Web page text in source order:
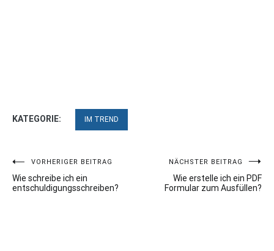
KATEGORIE: IM TREND
Beitragsnavigation
VORHERIGER BEITRAG
Wie schreibe ich ein
entschuldigungsschreiben?
NÄCHSTER BEITRAG
Wie erstelle ich ein PDF
Formular zum Ausfüllen?